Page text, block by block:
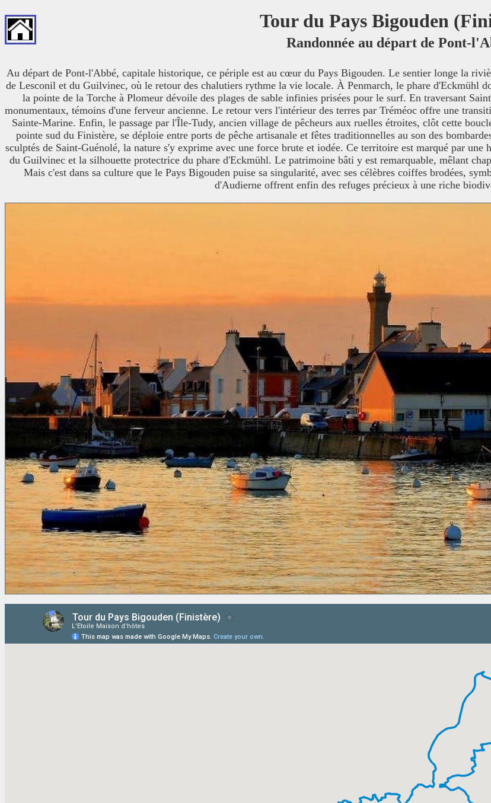
Tour du Pays Bigouden
Randonnée au départ de Pont-
Au départ de Pont-l'Abbé, capitale historique, ce périple est au cœur du Pays Bigouden. Le sentier longe la
de Lesconil et du Guilvinec, où le retour des chalutiers rythme la vie locale. À Penmarch, le phare d'Eckmühl
la pointe de la Torche à Plomeur dévoile des plages de sable infinies prisées pour le surf. En traversant
monumentaux, témoins d'une ferveur ancienne. Le retour vers l'intérieur des terres par Tréméoc offre une
Sainte-Marine. Enfin, le passage par l'Île-Tudy, ancien village de pêcheurs aux ruelles étroites, clôt cette
pointe sud du Finistère, se déploie entre ports de pêche artisanale et fêtes traditionnelles au son des
sculptés de Saint-Guénolé, la nature s'y exprime avec une force brute et iodée. Ce territoire est marqué par
du Guilvinec et la silhouette protectrice du phare d'Eckmühl. Le patrimoine bâti y est remarquable, mêlant
Mais c'est dans sa culture que le Pays Bigouden puise sa singularité, avec ses célèbres coiffes brodées,
d'Audierne offrent enfin des refuges précieux à une riche